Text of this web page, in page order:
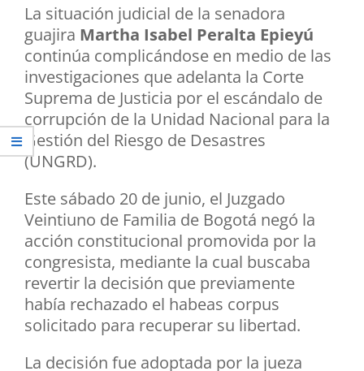
La situación judicial de la senadora
guajira Martha Isabel Peralta Epieyú
continúa complicándose en medio de las
investigaciones que adelanta la Corte
Suprema de Justicia por el escándalo de
corrupción de la Unidad Nacional para la
Gestión del Riesgo de Desastres
(UNGRD).
Este sábado 20 de junio, el Juzgado
Veintiuno de Familia de Bogotá negó la
acción constitucional promovida por la
congresista, mediante la cual buscaba
revertir la decisión que previamente
había rechazado el habeas corpus
solicitado para recuperar su libertad.
La decisión fue adoptada por la jueza